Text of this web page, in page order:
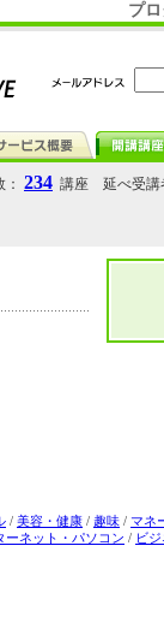
プ
234 講座 延べ受講
/ 美容・健康 / 趣味 / マネ
ーネット・パソコン / ビ